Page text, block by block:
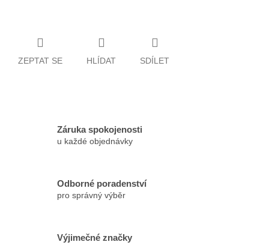
ZEPTAT SE HLÍDAT SDÍLET
Záruka spokojenosti
u každé objednávky
Odborné poradenství
pro správný výběr
Výjimečné značky